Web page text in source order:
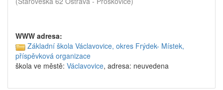
WWW adresa:
Základní škola Václavovice, okres Frýdek- Místek,
příspěvková organizace
škola ve městě: Václavovice, adresa: neuvedena